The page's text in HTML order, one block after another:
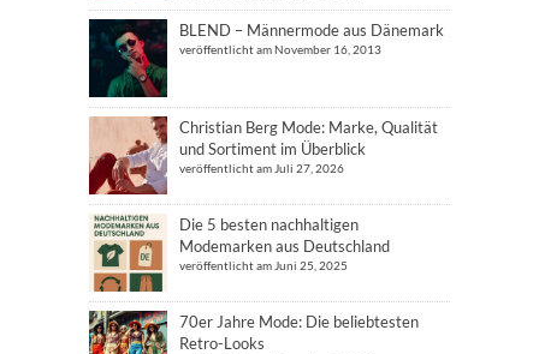
BLEND – Männermode aus Dänemark
veröffentlicht am November 16, 2013
Christian Berg Mode: Marke, Qualität
und Sortiment im Überblick
veröffentlicht am Juli 27, 2026
Die 5 besten nachhaltigen
Modemarken aus Deutschland
veröffentlicht am Juni 25, 2025
70er Jahre Mode: Die beliebtesten
Retro-Looks